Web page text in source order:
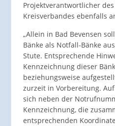
Projektverantwortlicher des
Kreisverbandes ebenfalls
„Allein in Bad Bevensen
Bänke als Notfall-Bänke
Stute. Entsprechende
Kennzeichnung dieser
beziehungsweise
zurzeit in Vorbereitung.
sich neben der
Kennzeichnung, die
entsprechenden